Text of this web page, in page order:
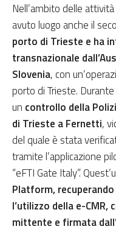
Nell’ambito delle
avuto luogo anche il
porto di Trieste e ha
transnazionale
Slovenia, con
porto di Trieste.
un controllo della
di Trieste a Fernetti,
del quale è stata
tramite l’applicazione
“eFTI Gate Italy”.
Platform,
l’utilizzo della e-
mittente e firmata